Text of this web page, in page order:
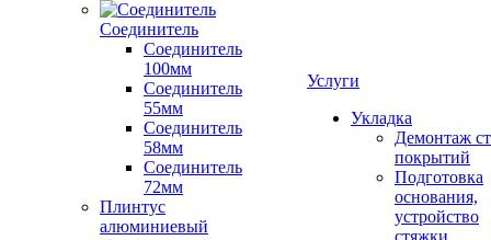
Соединитель
Соединитель
100мм
Соединитель
55мм
Соединитель
58мм
Соединитель
72мм
Плинтус
алюминиевый
Услуги
Укладка
Демонтаж
покрытий
Подготовка
основания,
устройство
стяжки